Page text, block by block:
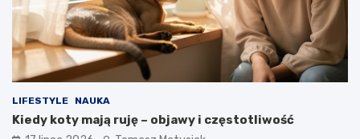
LIFESTYLE NAUKA
Kiedy koty mają ruję – objawy i częstotliwość